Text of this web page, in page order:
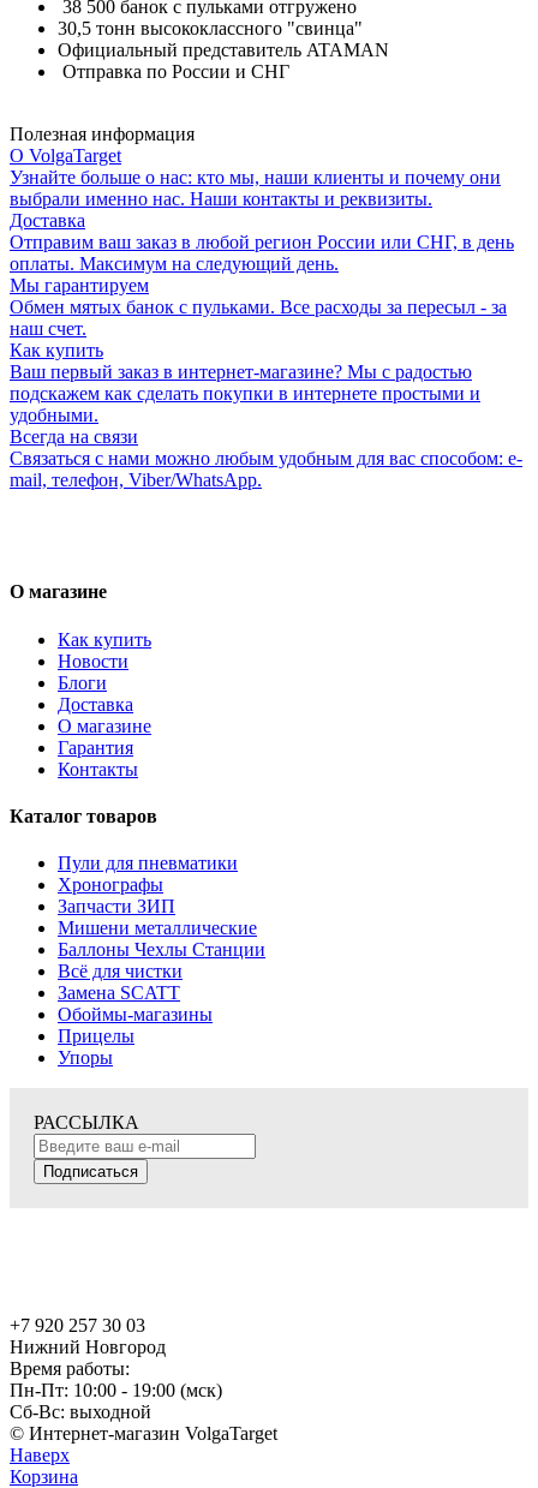
38 500 банок с пульками отгружено
30,5 тонн высококлассного "свинца"
Официальный представитель ATAMAN
Отправка по России и СНГ
Полезная информация
О VolgaTarget
Узнайте больше о нас: кто мы, наши клиенты и почему они
выбрали именно нас. Наши контакты и реквизиты.
Доставка
Отправим ваш заказ в любой регион России или СНГ, в день
оплаты. Максимум на следующий день.
Мы гарантируем
Обмен мятых банок с пульками. Все расходы за пересыл - за
наш счет.
Как купить
Ваш первый заказ в интернет-магазине? Мы с радостью
подскажем как сделать покупки в интернете простыми и
удобными.
Всегда на связи
Связаться с нами можно любым удобным для вас способом: e-
mail, телефон, Viber/WhatsApp.
О магазине
Как купить
Новости
Блоги
Доставка
О магазине
Гарантия
Контакты
Каталог товаров
Пули для пневматики
Хронографы
Запчасти ЗИП
Мишени металлические
Баллоны Чехлы Станции
Всё для чистки
Замена SCATT
Обоймы-магазины
Прицелы
Упоры
РАССЫЛКА
Подписаться
+7 920 257 30 03
Нижний Новгород
Время работы:
Пн-Пт: 10:00 - 19:00 (мск)
Сб-Вс: выходной
© Интернет-магазин VolgaTarget
Наверх
Корзина